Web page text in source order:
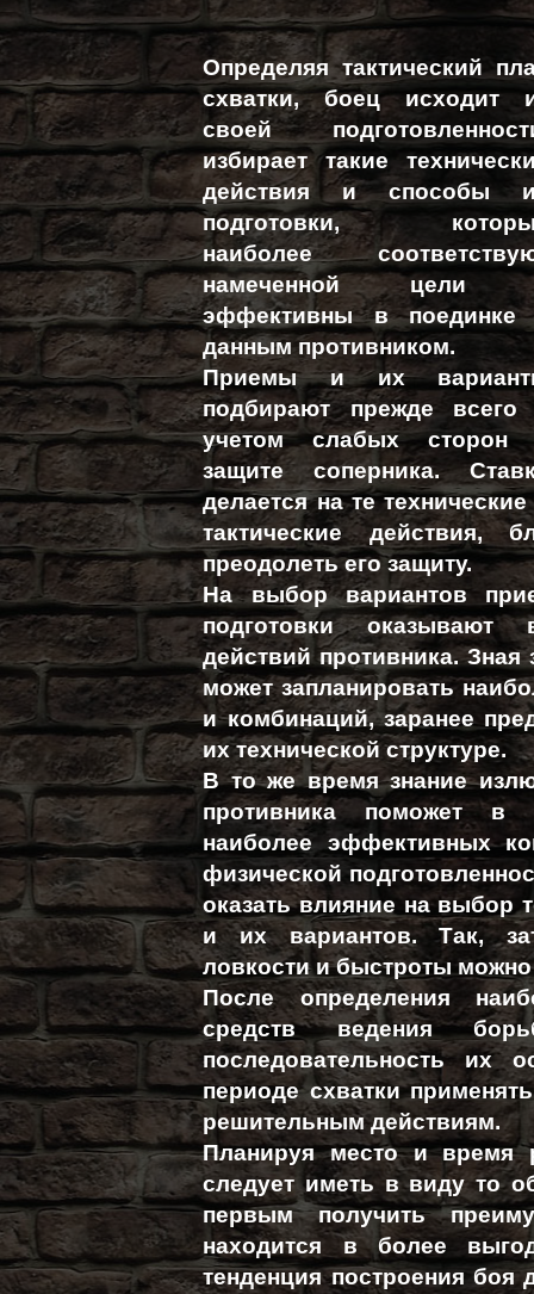
Определяя тактический
схватки, боец исходит
своей
избирает такие
действия и способы
подготовки,
наиболее
намеченной цели
эффективны в поединке
данным противником.
Приемы и их
подбирают прежде всего
учетом слабых сторон
защите соперника.
делается на те
тактические действия,
преодолеть его защиту.
На выбор вариантов
подготовки оказывают
действий противника.
может запланировать
и комбинаций, заранее
их технической структуре.
В то же время знание
противника поможет в
наиболее эффективных
физической
оказать влияние на выбор
и их вариантов. Так,
ловкости и быстроты
После определения
средств ведения
последовательность их
периоде схватки
решительным действиям.
Планируя место и время
следует иметь в виду то
первым получить
находится в более
тенденция построения боя